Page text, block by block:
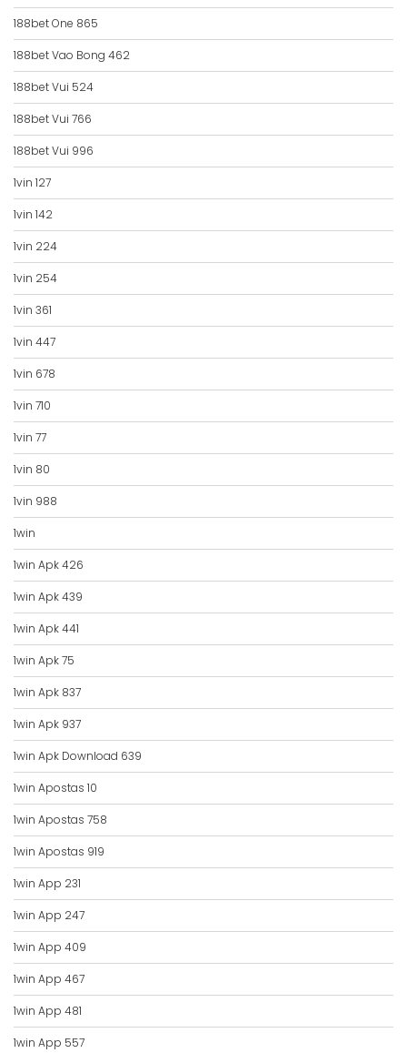
188bet One 865
188bet Vao Bong 462
188bet Vui 524
188bet Vui 766
188bet Vui 996
1vin 127
1vin 142
1vin 224
1vin 254
1vin 361
1vin 447
1vin 678
1vin 710
1vin 77
1vin 80
1vin 988
1win
1win Apk 426
1win Apk 439
1win Apk 441
1win Apk 75
1win Apk 837
1win Apk 937
1win Apk Download 639
1win Apostas 10
1win Apostas 758
1win Apostas 919
1win App 231
1win App 247
1win App 409
1win App 467
1win App 481
1win App 557